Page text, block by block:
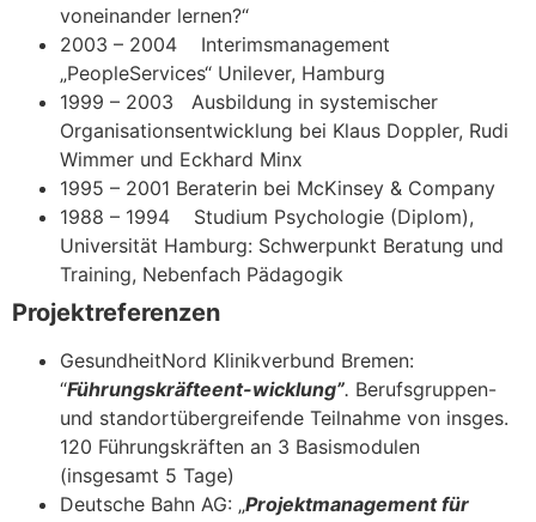
voneinander lernen?“
2003 – 2004 Interimsmanagement
„PeopleServices“ Unilever, Hamburg
1999 – 2003 Ausbildung in systemischer
Organisationsentwicklung bei Klaus Doppler, Rudi
Wimmer und Eckhard Minx
1995 – 2001 Beraterin bei McKinsey & Company
1988 – 1994 Studium Psychologie (Diplom),
Universität Hamburg: Schwerpunkt Beratung und
Training, Nebenfach Pädagogik
Projektreferenzen
GesundheitNord Klinikverbund Bremen:
“Führungskräfteent-wicklung”. Berufsgruppen-
und standortübergreifende Teilnahme von insges.
120 Führungskräften an 3 Basismodulen
(insgesamt 5 Tage)
Deutsche Bahn AG: „Projektmanagement für